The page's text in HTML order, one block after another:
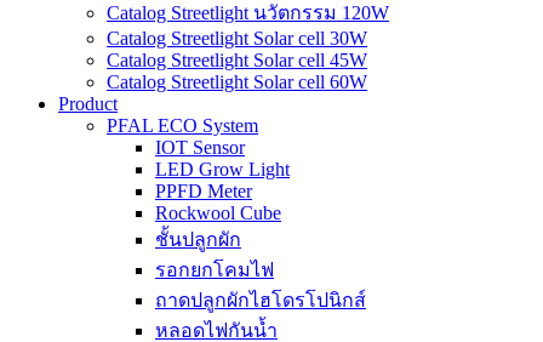
Catalog Streetlight นวัตกรรม 120W
Catalog Streetlight Solar cell 30W
Catalog Streetlight Solar cell 45W
Catalog Streetlight Solar cell 60W
Product
PFAL ECO System
IOT Sensor
LED Grow Light
PPFD Meter
Rockwool Cube
ชั้นปลูกผัก
รอกยกโคมไฟ
ถาดปลูกผักไฮโดรโปนิกส์
หลอดไฟกันน้ำ